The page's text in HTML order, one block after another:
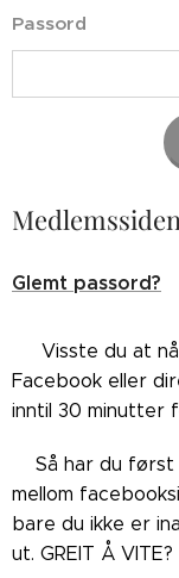
Passord
Glemt passord?
👉🏼Visste du at
Facebook eller
inntil 30 minutter
👉🏼Så har du
mellom
bare du ikke er
ut. GREIT Å VITE?